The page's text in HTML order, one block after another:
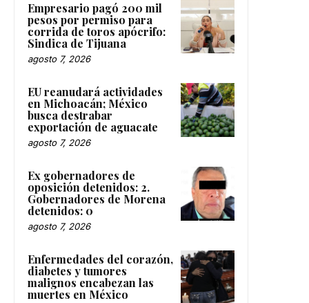
Empresario pagó 200 mil
pesos por permiso para
corrida de toros apócrifo:
Sindica de Tijuana
agosto 7, 2026
EU reanudará actividades
en Michoacán; México
busca destrabar
exportación de aguacate
agosto 7, 2026
Ex gobernadores de
oposición detenidos: 2.
Gobernadores de Morena
detenidos: 0
agosto 7, 2026
Enfermedades del corazón,
diabetes y tumores
malignos encabezan las
muertes en México